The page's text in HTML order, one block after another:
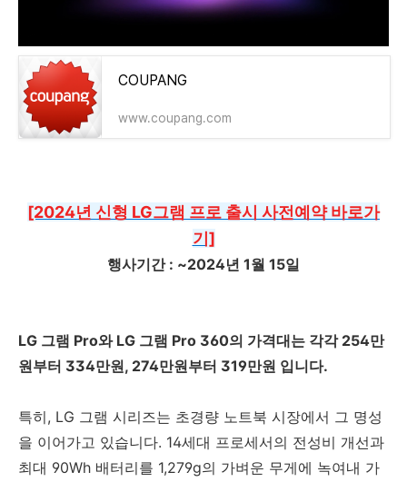
COUPANG
www.coupang.com
[2024년 신형 LG그램 프로 출시 사전예약 바로가
기]
행사기간 : ~2024년 1월 15일
LG 그램 Pro와 LG 그램 Pro 360의 가격대는 각각 254만
원부터 334만원, 274만원부터 319만원 입니다.
특히, LG 그램 시리즈는 초경량 노트북 시장에서 그 명성
을 이어가고 있습니다. 14세대 프로세서의 전성비 개선과
최대 90Wh 배터리를 1,279g의 가벼운 무게에 녹여내 가